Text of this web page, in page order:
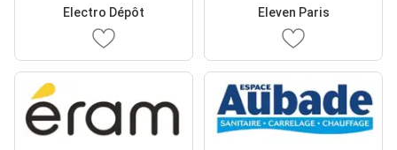
Electro Dépôt Eleven Paris